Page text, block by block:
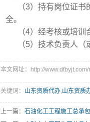
（3）持有岗位证
全。
（4）经考核或培
（5）技术负责人
本文网址：http://www.dfbyjt.com/
关键词： 山东资质代办,山东资质
上一篇： 石油化工工程施工总承